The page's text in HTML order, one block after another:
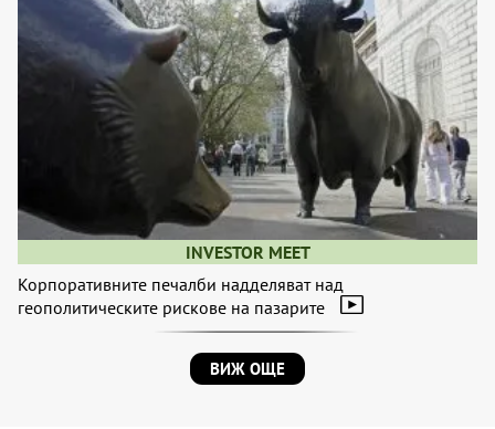
INVESTOR MEET
Корпоративните печалби надделяват над
геополитическите рискове на пазарите
ВИЖ ОЩЕ